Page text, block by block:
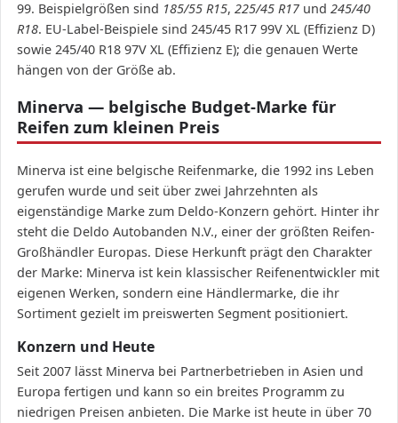
99. Beispielgrößen sind 185/55 R15, 225/45 R17 und 245/40
R18. EU-Label-Beispiele sind 245/45 R17 99V XL (Effizienz D)
sowie 245/40 R18 97V XL (Effizienz E); die genauen Werte
hängen von der Größe ab.
Minerva — belgische Budget-Marke für
Reifen zum kleinen Preis
Minerva ist eine belgische Reifenmarke, die 1992 ins Leben
gerufen wurde und seit über zwei Jahrzehnten als
eigenständige Marke zum Deldo-Konzern gehört. Hinter ihr
steht die Deldo Autobanden N.V., einer der größten Reifen-
Großhändler Europas. Diese Herkunft prägt den Charakter
der Marke: Minerva ist kein klassischer Reifenentwickler mit
eigenen Werken, sondern eine Händlermarke, die ihr
Sortiment gezielt im preiswerten Segment positioniert.
Konzern und Heute
Seit 2007 lässt Minerva bei Partnerbetrieben in Asien und
Europa fertigen und kann so ein breites Programm zu
niedrigen Preisen anbieten. Die Marke ist heute in über 70